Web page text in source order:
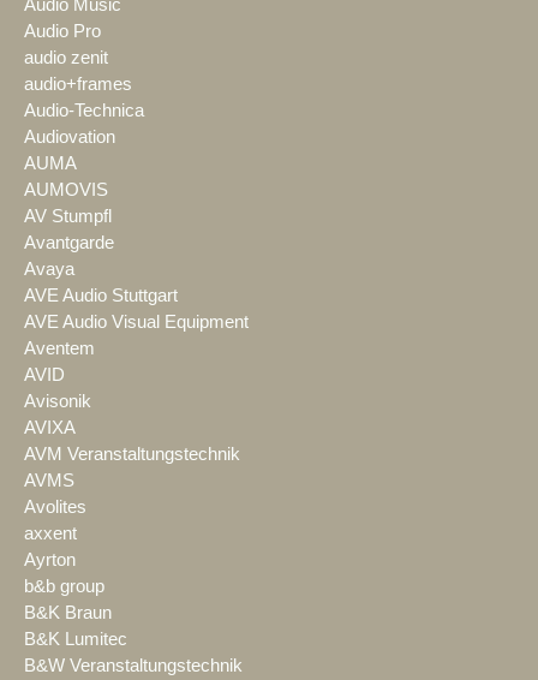
Audio Music
Audio Pro
audio zenit
audio+frames
Audio-Technica
Audiovation
AUMA
AUMOVIS
AV Stumpfl
Avantgarde
Avaya
AVE Audio Stuttgart
AVE Audio Visual Equipment
Aventem
AVID
Avisonik
AVIXA
AVM Veranstaltungstechnik
AVMS
Avolites
axxent
Ayrton
b&b group
B&K Braun
B&K Lumitec
B&W Veranstaltungstechnik